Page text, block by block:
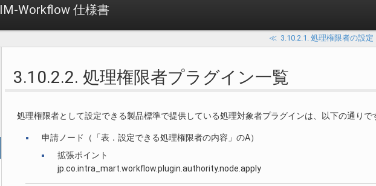
IM-Workflow 仕様書
≪ 3.10.2.1. 処理権限者の設定
3.10.2.2. 処理権限者プラグイン一覧
処理権限者として設定できる製品標準で提供している処理対象者プラグインは、以下の通りで
申請ノード（「表．設定できる処理権限者の内容」のA）
拡張ポイント
jp.co.intra_mart.workflow.plugin.authority.node.apply